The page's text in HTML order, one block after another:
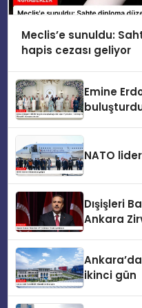
Meclis’e sunuldu:
hapis cezası geliyor
Emine
NATO
Dışişleri
Ankara
ikinci gün